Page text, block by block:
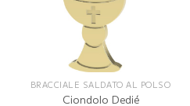
BRACCIALE SALDATO AL POLSO
Ciondolo Dedié